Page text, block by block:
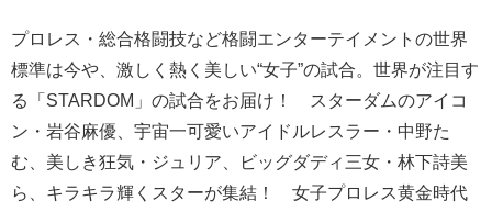
プロレス・総合格闘技など格闘エンターテイメントの世界
標準は今や、激しく熱く美しい“女子”の試合。世界が注目す
る「STARDOM」の試合をお届け！ スターダムのアイコ
ン・岩谷麻優、宇宙一可愛いアイドルレスラー・中野た
む、美しき狂気・ジュリア、ビッグダディ三女・林下詩美
ら、キラキラ輝くスターが集結！ 女子プロレス黄金時代